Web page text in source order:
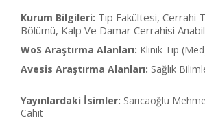
Kurum Bilgileri: Tıp Fakültesi, Cerrahi
Bölümü, Kalp Ve Damar Cerrahisi
WoS Araştırma Alanları: Klinik Tıp
Avesis Araştırma Alanları: Sağlık
Yayınlardaki İsimler: Sarıcaoğlu
Cahit